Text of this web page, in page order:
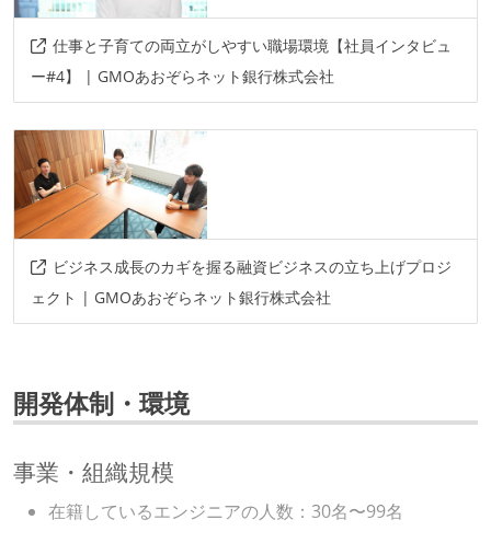
仕事と子育ての両立がしやすい職場環境【社員インタビュ
ー#4】 | GMOあおぞらネット銀行株式会社
ビジネス成長のカギを握る融資ビジネスの立ち上げプロジ
ェクト | GMOあおぞらネット銀行株式会社
開発体制・環境
事業・組織規模
在籍しているエンジニアの人数：30名〜99名